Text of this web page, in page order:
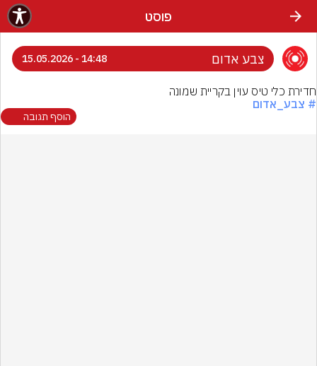
פוסט
צבע אדום 14:48 - 15.05.2026
חדירת כלי טיס עוין בקריית שמונה
# צבע_אדום
הוסף תגובה